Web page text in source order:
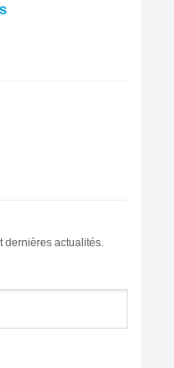
dernières actualités.